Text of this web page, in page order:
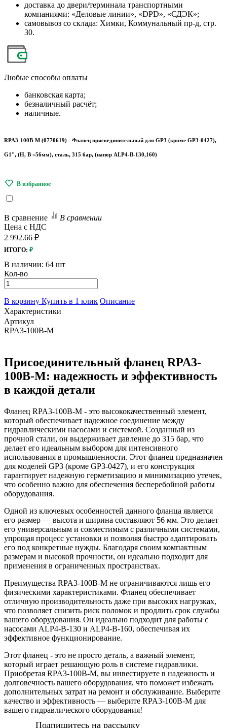
доставка до двери/терминала транспортными
компаниями: «Деловые линии», «DPD», «СДЭК»;
самовывоз со склада: Химки, Коммунальный пр-д, стр.
30.
Любые способы оплаты
банковская карта;
безналичный расчёт;
наличные.
RPA3-100B-M (0770619) - Фланец присоединительный для GP3 (кроме GP3-0427),
G1", (Н, В =56мм), сталь, 315 бар, (напор ALP4-В-130,160)
В сравнение
В сравнении
Цена с НДС
2 992.66 ₽
ИТОГО: ₽
В наличии: 64 шт
Кол-во
В корзину Купить в 1 клик Описание
Характеристики
Артикул
RPA3-100B-M
Присоединительный фланец RPA3-
100B-M: надежность и эффективность
в каждой детали
Фланец RPA3-100B-M - это высококачественный элемент,
который обеспечивает надежное соединение между
гидравлическими насосами и системой. Созданный из
прочной стали, он выдерживает давление до 315 бар, что
делает его идеальным выбором для интенсивного
использования в промышленности. Этот фланец предназначен
для моделей GP3 (кроме GP3-0427), и его конструкция
гарантирует надежную герметизацию и минимизацию утечек,
что особенно важно для обеспечения бесперебойной работы
оборудования.
Одной из ключевых особенностей данного фланца является
его размер — высота и ширина составляют 56 мм. Это делает
его универсальным и совместимым с различными системами,
упрощая процесс установки и позволяя быстро адаптировать
его под конкретные нужды. Благодаря своим компактным
размерам и высокой прочности, он идеально подходит для
применения в ограниченных пространствах.
Преимущества RPA3-100B-M не ограничиваются лишь его
физическими характеристиками. Фланец обеспечивает
отличную производительность даже при высоких нагрузках,
что позволяет снизить риск поломок и продлить срок службы
вашего оборудования. Он идеально подходит для работы с
насосами ALP4-В-130 и ALP4-В-160, обеспечивая их
эффективное функционирование.
Этот фланец - это не просто деталь, а важный элемент,
который играет решающую роль в системе гидравлики.
Приобретая RPA3-100B-M, вы инвестируете в надежность и
долговечность вашего оборудования, что поможет избежать
дополнительных затрат на ремонт и обслуживание. Выберите
качество и эффективность — выберите RPA3-100B-M для
вашего гидравлического оборудования!
Подпишитесь на рассылку